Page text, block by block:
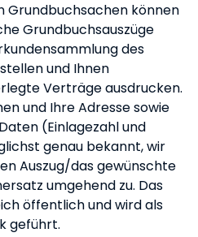
Grundbuchsachen können
Grundbuchsauszüge
des
und Ihnen
Verträge ausdrucken.
und Ihre Adresse sowie
(Einlagezahl und
genau bekannt, wir
Auszug/das gewünschte
umgehend zu. Das
öffentlich und wird als
geführt.